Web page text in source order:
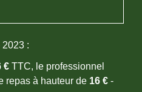
:
€ TTC, le professionnel
repas à hauteur de 16 € -